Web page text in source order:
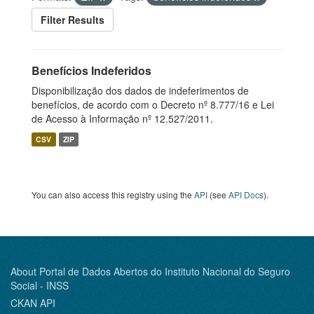
Filter Results
Benefícios Indeferidos
Disponibilização dos dados de indeferimentos de
benefícios, de acordo com o Decreto nº 8.777/16 e Lei
de Acesso à Informação nº 12.527/2011.
CSV ZIP
You can also access this registry using the API (see API Docs).
About Portal de Dados Abertos do Instituto Nacional do Seguro
Social - INSS
CKAN API